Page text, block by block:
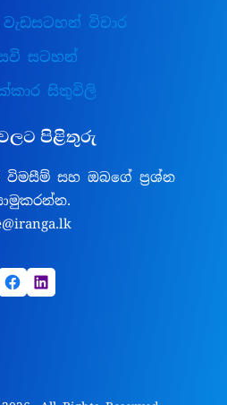
විචාර
සටහන්
සිතුවිලි
පිළිතුරු
විමසීම් සහ ඔබගේ ප්‍රශ්න
Facebook LinkedIn